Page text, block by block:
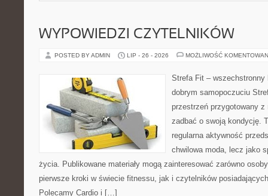
WYPOWIEDZI CZYTELNIKÓW
POSTED BY ADMIN LIP - 26 - 2026 MOŻLIWOŚĆ
Strefa Fit –
dobrym samopoczuciu
przestrzeń przygotowany
zadbać o swoją kondycję.
regularna aktywność
chwilowa moda, lecz jako
życia. Publikowane materiały mogą zainteresować zarówno
pierwsze kroki w świecie fitnessu, jak i czytelników
Polecamy Cardio i […]